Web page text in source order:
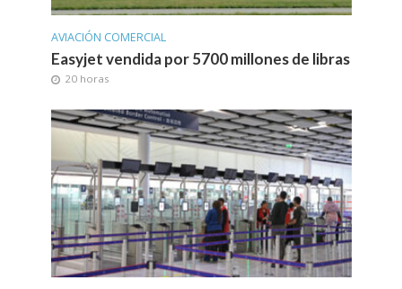
AVIACIÓN COMERCIAL
Easyjet vendida por 5700 millones de libras
20 horas